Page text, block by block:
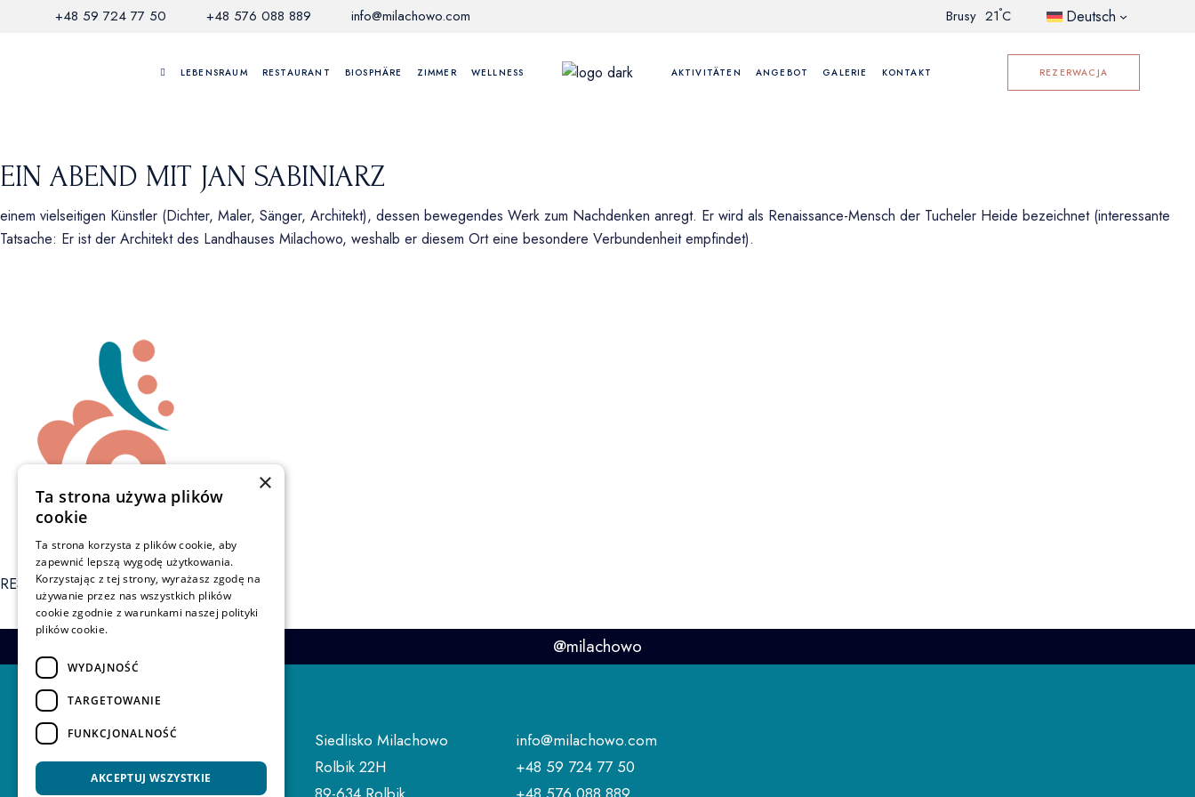
+48 59 724 77 50 +48 576 088 889 info@milachowo.com Brusy 21°C Deutsch
LEBENSRAUM RESTAURANT BIOSPHÄRE ZIMMER WELLNESS AKTIVITÄTEN ANGEBOT GALERIE KONTAKT REZERWACJA
EIN ABEND MIT JAN SABINIARZ
einem vielseitigen Künstler (Dichter, Maler, Sänger, Architekt), dessen bewegendes Werk zum Nachdenken anregt. Er wird als Renaissance-Mensch der Tucheler Heide bezeichnet (interessante
Tatsache: Er ist der Architekt des Landhauses Milachowo, weshalb er diesem Ort eine besondere Verbundenheit empfindet).
RESERVIEREN
@milachowo
Siedlisko Milachowo
Rolbik 22H
info@milachowo.com
+48 59 724 77 50
×
Ta strona używa plików
cookie
Ta strona korzysta z plików cookie, aby
zapewnić lepszą wygodę użytkowania.
Korzystając z tej strony, wyrażasz zgodę na
używanie przez nas wszystkich plików
cookie zgodnie z warunkami naszej polityki
plików cookie.
WYDAJNOŚĆ
TARGETOWANIE
FUNKCJONALNOŚĆ
AKCEPTUJ WSZYSTKIE